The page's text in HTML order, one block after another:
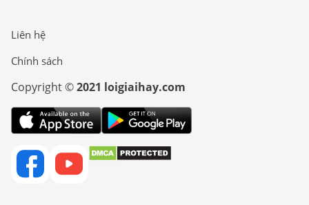
Liên hệ
Chính sách
Copyright ©2021 loigiaihay.com